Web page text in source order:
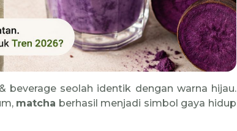
beverage seolah identik dengan warna hijau.
matcha berhasil menjadi simbol gaya hidup